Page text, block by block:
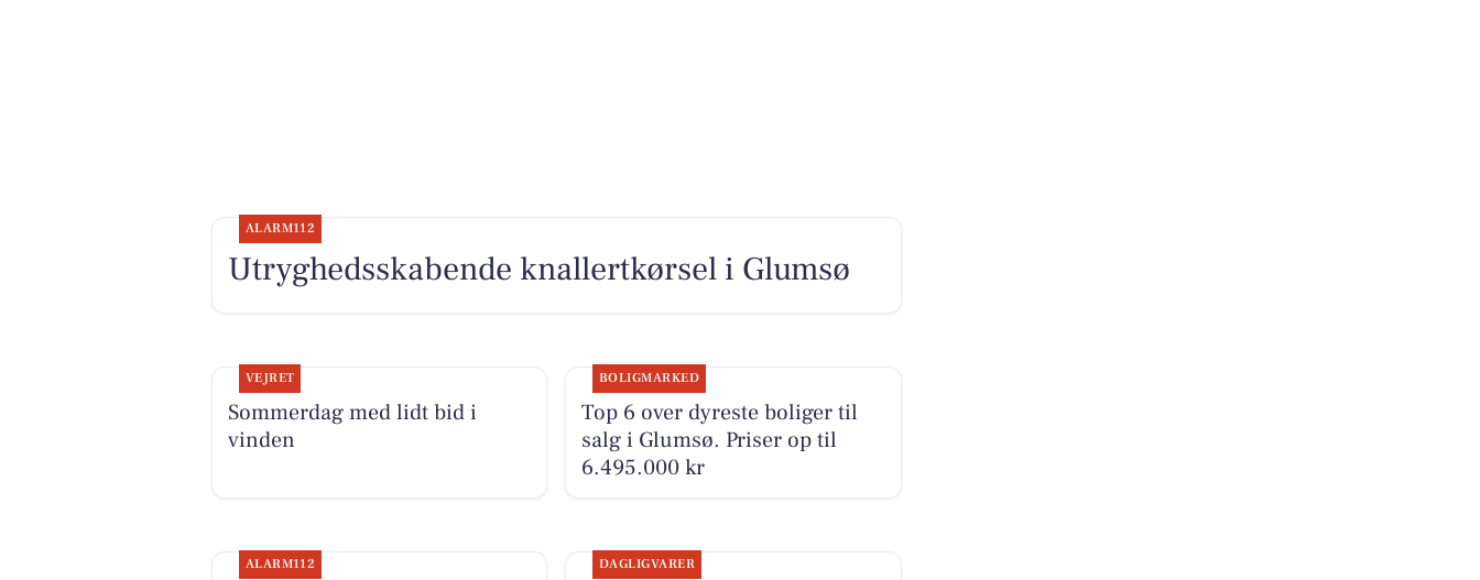
ALARM112
Utryghedsskabende knallertkørsel i Glumsø
VEJRET
Sommerdag med lidt bid i
vinden
BOLIGMARKED
Top 6 over dyreste boliger til
salg i Glumsø. Priser op til
6.495.000 kr
ALARM112 DAGLIGVARER